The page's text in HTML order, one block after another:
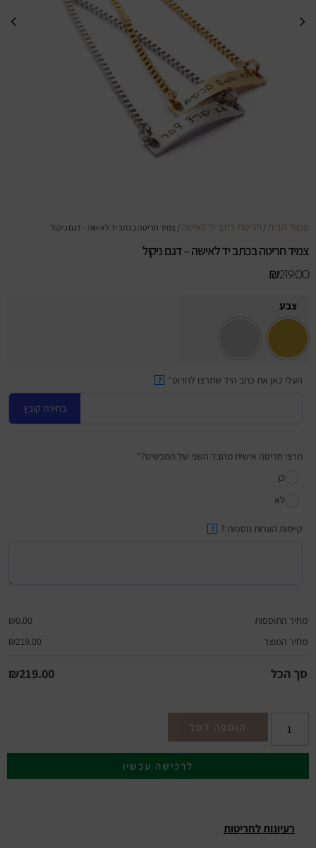
עמוד הבית / חריטת כתב יד לאישה / צמיד חריטה בכתב יד לאישה – דגם ניקול
צמיד חריטה בכתב יד לאישה – דגם ניקול
₪219.00
צבע
העלי כאן את כתב היד שתרצו לחרוט*
?
בחירת קובץ
תרצי חריטה אישית מהצד השני של התכשיט?*
כן
לא
קיימות הערות נוספות ? ?
מחיר התוספות ₪0.00
מחיר המוצר
₪219.00
סך הכל ₪219.00
הוספה לסל
לרכישה עכשיו
רעיונות לחריטות